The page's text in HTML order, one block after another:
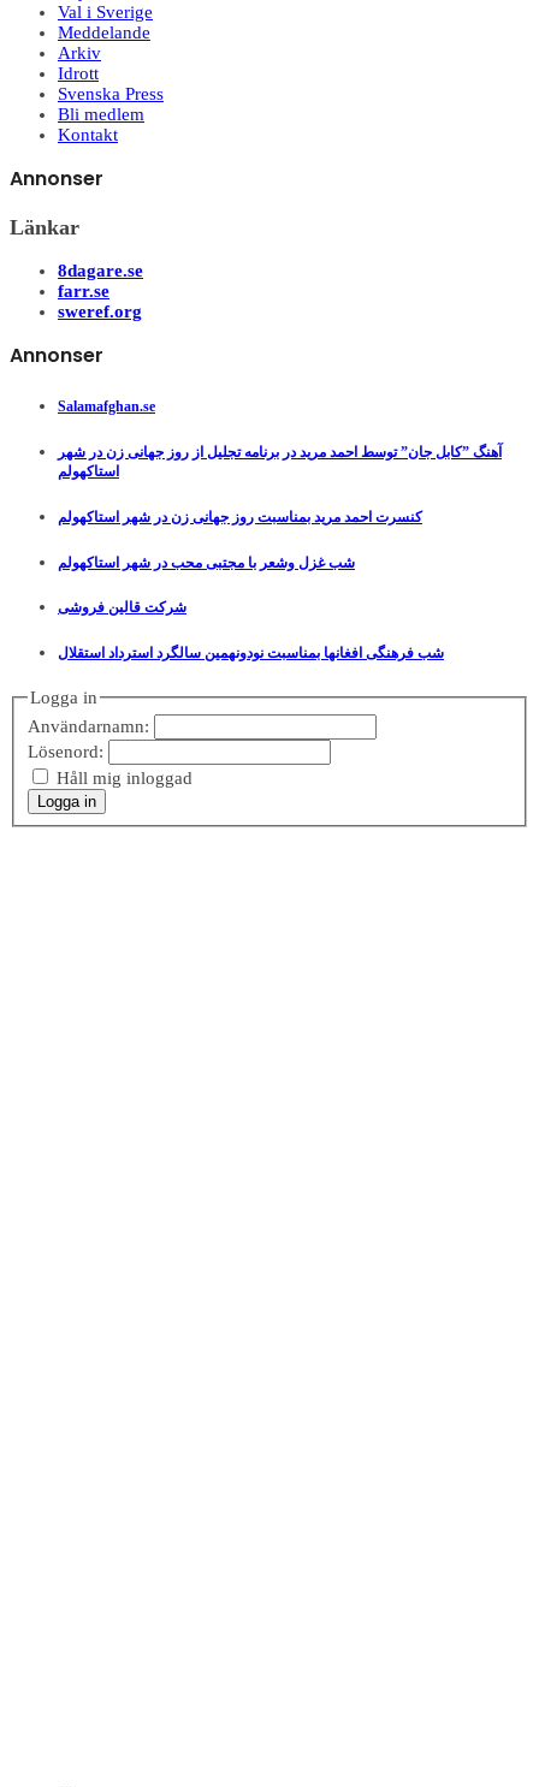
Val i Sverige
Meddelande
Arkiv
Idrott
Svenska Press
Bli medlem
Kontakt
Annonser
Länkar
8dagare.se
farr.se
sweref.org
Annonser
Salamafghan.se
آهنگ ”کابل جان” توسط احمد مرید در برنامه تجلیل از روز جهانی زن در شهر
استاکهولم
کنسرت احمد مرید بمناسبت روز جهانی زن در شهر استاکهولم
شب غزل وشعر با مجتبی محب در شهر استاکهولم
شرکت قالین فروشی
شب فرهنگی افغانها بمناسبت نودونهمین سالگرد استرداد استقلال
Logga in
Användarnamn:
Lösenord:
Håll mig inloggad
Logga in